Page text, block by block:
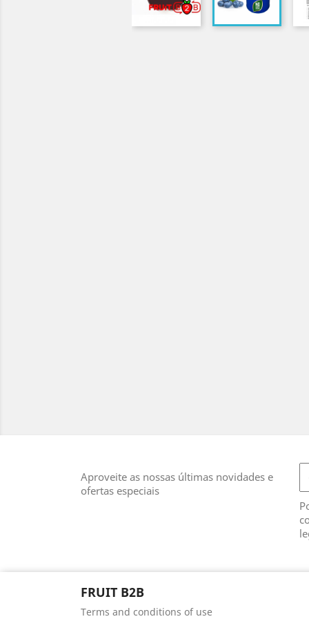
Aproveite as nossas últimas novidades e
ofertas especiais
FRUIT B2B
Terms and conditions of use